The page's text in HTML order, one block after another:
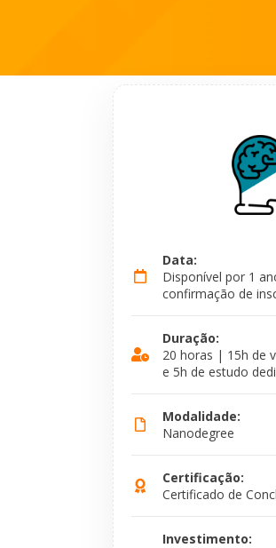
Data:
Disponível por 1
confirmação de
Duração:
20 horas | 15h de
e 5h de estudo
Modalidade:
Nanodegree
Certificação:
Certificado de
Investimento: